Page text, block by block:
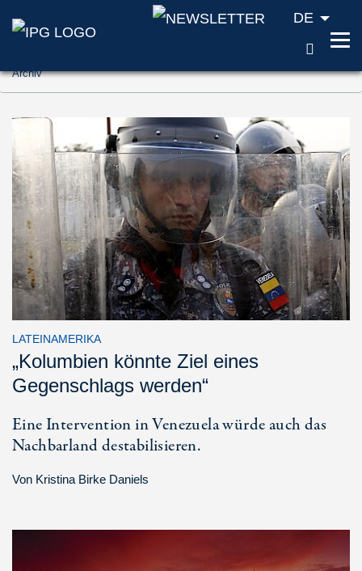
Zum Inhalt springen (Accesskey '1')
Zur Suche springen (Accesskey '2')
Zur Navigation springen (Accesskey '3')
DE
Archiv
LATEINAMERIKA
„Kolumbien könnte Ziel eines
Gegenschlags werden“
Eine Intervention in Venezuela würde auch das
Nachbarland destabilisieren.
Von Kristina Birke Daniels